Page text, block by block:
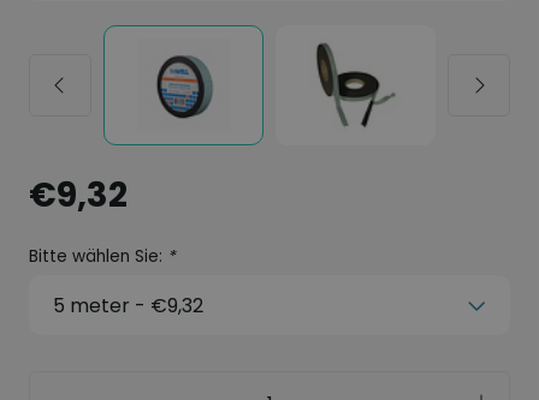
€9,32
Bitte wählen Sie: *